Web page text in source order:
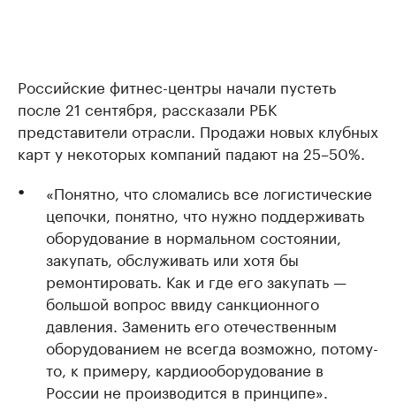
Российские фитнес-центры начали пустеть
после 21 сентября, рассказали РБК
представители отрасли. Продажи новых клубных
карт у некоторых компаний падают на 25–50%.
«Понятно, что сломались все логистические
цепочки, понятно, что нужно поддерживать
оборудование в нормальном состоянии,
закупать, обслуживать или хотя бы
ремонтировать. Как и где его закупать —
большой вопрос ввиду санкционного
давления. Заменить его отечественным
оборудованием не всегда возможно, потому-
то, к примеру, кардиооборудование в
России не производится в принципе».